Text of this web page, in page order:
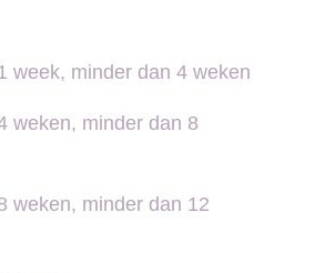
week, minder dan 4 weken
weken, minder dan 8
weken, minder dan 12